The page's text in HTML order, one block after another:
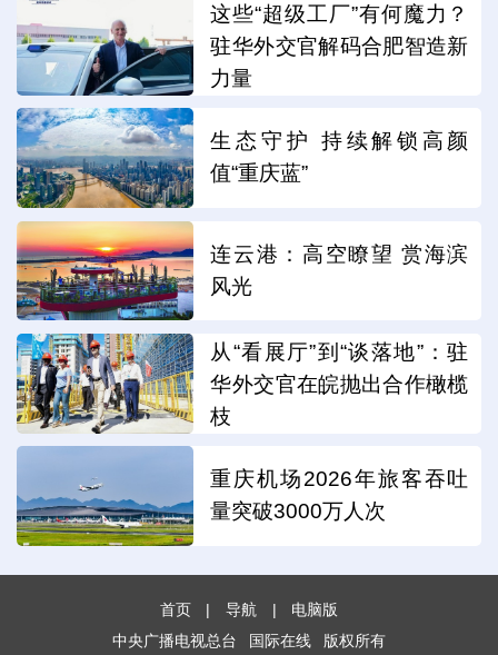
这些“超级工厂”有何魔力？
驻华外交官解码合肥智造新
力量
生态守护 持续解锁高颜
值“重庆蓝”
连云港：高空瞭望 赏海滨
风光
从“看展厅”到“谈落地”：驻
华外交官在皖抛出合作橄榄
枝
重庆机场2026年旅客吞吐
量突破3000万人次
首页 | 导航 |
电脑版
中央广播电视总台
国际在线 版权所有